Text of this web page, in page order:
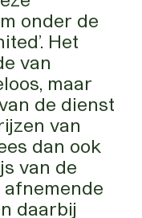
onder de
Het
van
maar
de dienst
van
dan ook
van de
daarbij